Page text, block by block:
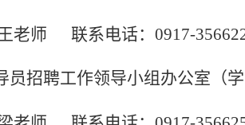
老师 联系电话： 0917-
员招聘工作领导小组 办公室 （